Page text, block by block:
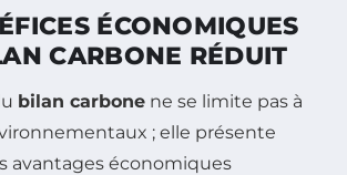
ÉCONOMIQUES
CARBONE RÉDUIT
bilan carbone ne se limite pas à
; elle présente
avantages économiques